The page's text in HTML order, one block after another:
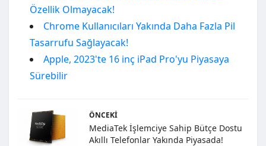
Özellik Olmayacak!
Chrome Kullanıcıları Yakında Daha Fazla Pil
Tasarrufu Sağlayacak!
Apple, 2023'te 16 inç iPad Pro'yu Piyasaya
Sürebilir
ÖNCEKI
MediaTek İşlemciye Sahip Bütçe Dostu
Akıllı Telefonlar Yakında Piyasada!